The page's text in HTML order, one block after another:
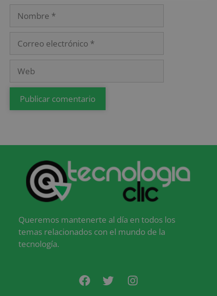
Queremos mantenerte al día en todos los
temas relacionados con el mundo de la
tecnología.